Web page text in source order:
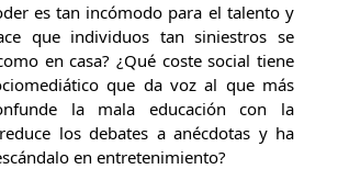
es tan incómodo para el talento y
que individuos tan siniestros se
en casa? ¿Qué coste social tiene
que da voz al que más
la mala educación con la
los debates a anécdotas y ha
en entretenimiento?